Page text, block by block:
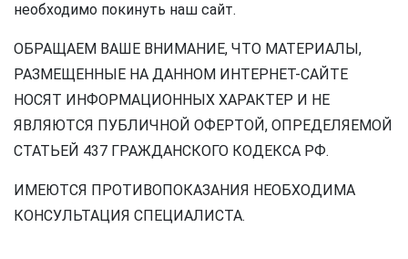
необходимо покинуть наш сайт.
ОБРАЩАЕМ ВАШЕ ВНИМАНИЕ, ЧТО МАТЕРИАЛЫ,
РАЗМЕЩЕННЫЕ НА ДАННОМ ИНТЕРНЕТ-САЙТЕ
НОСЯТ ИНФОРМАЦИОННЫХ ХАРАКТЕР И НЕ
ЯВЛЯЮТСЯ ПУБЛИЧНОЙ ОФЕРТОЙ, ОПРЕДЕЛЯЕМОЙ
СТАТЬЕЙ 437 ГРАЖДАНСКОГО КОДЕКСА РФ.
ИМЕЮТСЯ ПРОТИВОПОКАЗАНИЯ НЕОБХОДИМА
КОНСУЛЬТАЦИЯ СПЕЦИАЛИСТА.